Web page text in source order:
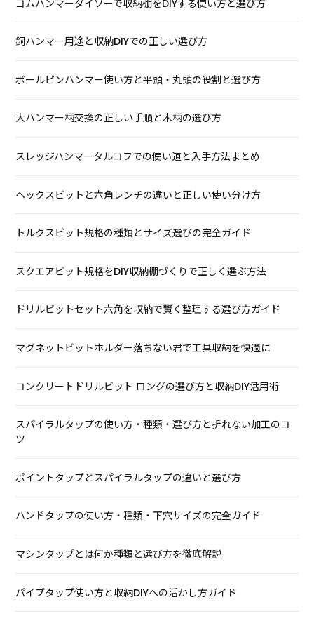
ゴムハンマーダイソーで収納棚をDIYする使い方と選び方
銅ハンマー用途と収納DIYでの正しい選び方
ボールピンハンマー使い方と平頭・丸頭の役割と選び方
大ハンマー柄交換の正しい手順と木柄の選び方
スレッジハンマータルコフでの使い道と入手方法まとめ
ヘックスビットと六角レンチの違いと正しい使い分け方
トルクスビット規格の種類とサイズ選びの完全ガイド
スクエアビット規格をDIY収納棚づくりで正しく選ぶ方法
ドリルビットセット六角を収納で賢く整理する選び方ガイド
マグネットビットホルダー落ちない君で工具収納を快適に
コンクリートドリルビット ロングの選び方と収納DIY活用術
スパイラルタップの使い方・種類・選び方と折れない加工のコ
ツ
ポイントタップとスパイラルタップの違いと選び方
ハンドタップの使い方・種類・下穴サイズの完全ガイド
マシンタップとは何か種類と選び方を徹底解説
パイプタップ使い方と収納DIYへの活かし方ガイド